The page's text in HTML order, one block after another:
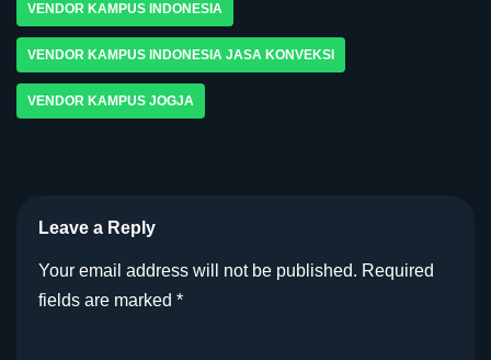
VENDOR KAMPUS INDONESIA
VENDOR KAMPUS INDONESIA JASA KONVEKSI
VENDOR KAMPUS JOGJA
Leave a Reply
Your email address will not be published. Required
fields are marked *